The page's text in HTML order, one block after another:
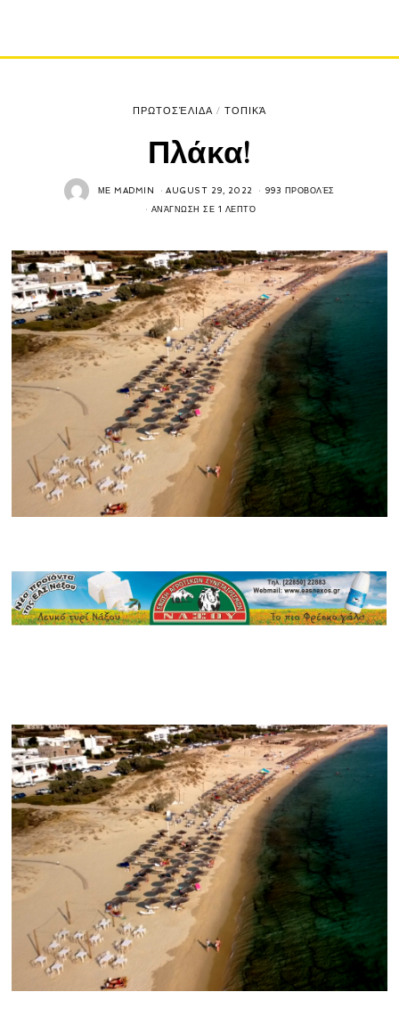
ΠΡΩΤΟΣΈΛΙΔΑ / ΤΟΠΙΚΆ
Πλάκα!
ΜΕMADMIN AUGUST 29, 2022 993 ΠΡΟΒΟΛΈΣ
ΑΝΆΓΝΩΣΗ ΣΕ 1 ΛΕΠΤΌ